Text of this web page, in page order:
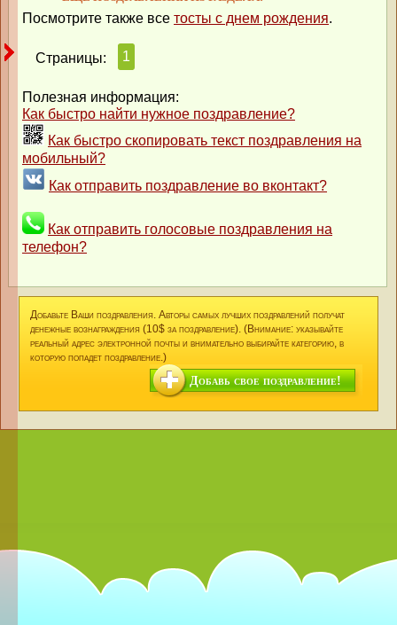
Посмотрите также все тосты с днем рождения.
Страницы: 1
Полезная информация:
Как быстро найти нужное поздравление?
Как быстро скопировать текст поздравления на
мобильный?
Как отправить поздравление во вконтакт?
Как отправить голосовые поздравления на
телефон?
Добавьте Ваши поздравления. Авторы самых лучших поздравлений получат
денежные вознаграждения (10$ за поздравление). (Внимание: указывайте
реальный адрес электронной почты и внимательно выбирайте категорию, в
которую попадет поздравление.)
Добавь свое поздравление!